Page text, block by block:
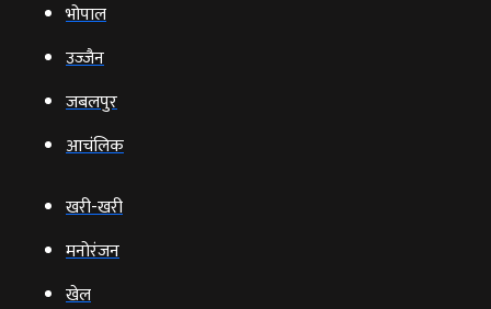
भोपाल
उज्‍जैन
जबलपुर
आचंलिक
खरी-खरी
मनोरंजन
खेल